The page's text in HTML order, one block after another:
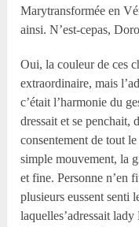
Marytransformée en
ainsi. N’est-cepas,
Oui, la couleur de ces
extraordinaire, mais
c’était l’harmonie du
dressait et se penchait,
consentement de tout
simple mouvement, la
et fine. Personne n’en
plusieurs eussent senti
laquelles’adressait